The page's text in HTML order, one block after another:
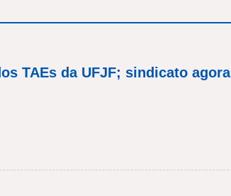
TAEs da UFJF; sindicato agora